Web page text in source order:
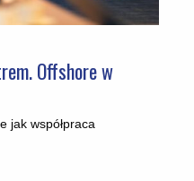
Offshore w
jak współpraca